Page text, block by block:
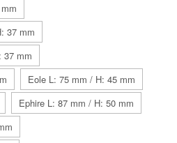
37 mm
37 mm
Eole L: 75 mm / H: 45 mm
Ephire L: 87 mm / H: 50 mm